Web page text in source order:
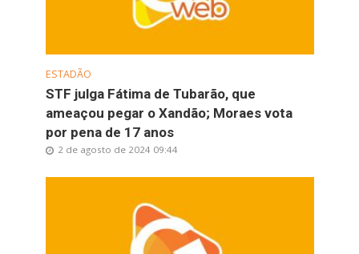
ESTADÃO
STF julga Fátima de Tubarão, que
ameaçou pegar o Xandão; Moraes vota
por pena de 17 anos
2 de agosto de 2024 09:44